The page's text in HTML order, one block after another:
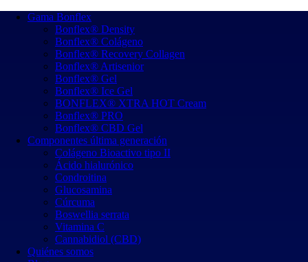
Gama Bonflex
Bonflex® Density
Bonflex® Colágeno
Bonflex® Recovery Collagen
Bonflex® Artisenior
Bonflex® Gel
Bonflex® Ice Gel
BONFLEX® XTRA HOT Cream
Bonflex® PRO
Bonflex® CBD Gel
Componentes última generación
Colágeno Bioactivo tipo II
Ácido hialurónico
Condroitina
Glucosamina
Cúrcuma
Boswellia serrata
Vitamina C
Cannabidiol (CBD)
Quiénes somos